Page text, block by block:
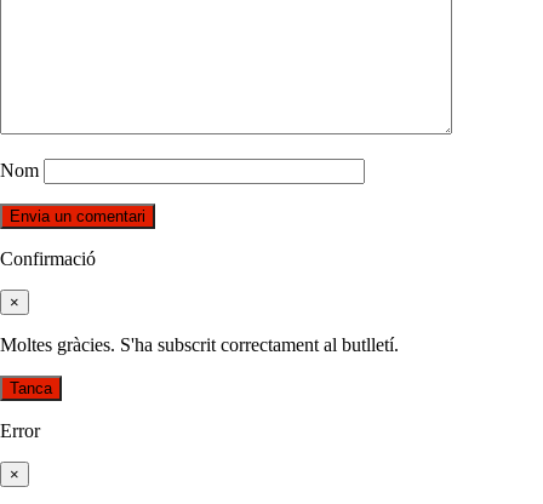
Nom
Confirmació
×
Moltes gràcies. S'ha subscrit correctament al butlletí.
Tanca
Error
×